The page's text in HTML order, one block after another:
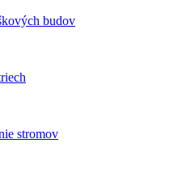
budov
stromov